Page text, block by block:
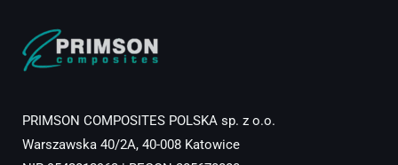
PRIMSON COMPOSITES POLSKA sp. z o.o.
Warszawska 40/2A, 40-008 Katowice